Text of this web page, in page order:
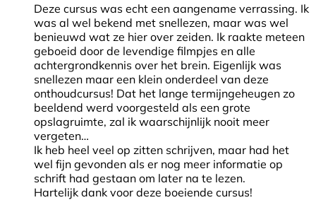
Deze cursus was echt een aangename verrassing. Ik
was al wel bekend met snellezen, maar was wel
benieuwd wat ze hier over zeiden. Ik raakte meteen
geboeid door de levendige filmpjes en alle
achtergrondkennis over het brein. Eigenlijk was
snellezen maar een klein onderdeel van deze
onthoudcursus! Dat het lange termijngeheugen zo
beeldend werd voorgesteld als een grote
opslagruimte, zal ik waarschijnlijk nooit meer
vergeten…
Ik heb heel veel op zitten schrijven, maar had het
wel fijn gevonden als er nog meer informatie op
schrift had gestaan om later na te lezen.
Hartelijk dank voor deze boeiende cursus!